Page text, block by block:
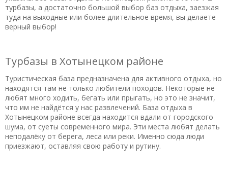
турбазы, а достаточно большой выбор баз отдыха, заезжая
туда на выходные или более длительное время, вы делаете
верный выбор!
Турбазы в Хотынецком районе
Туристическая база предназначена для активного отдыха, но
находятся там не только любители походов. Некоторые не
любят много ходить, бегать или прыгать, но это не значит,
что им не найдётся у нас развлечений. База отдыха в
Хотынецком районе всегда находится вдали от городского
шума, от суеты современного мира. Эти места любят делать
неподалёку от берега, леса или реки. Именно сюда люди
приезжают, оставляя свою работу и рутину.